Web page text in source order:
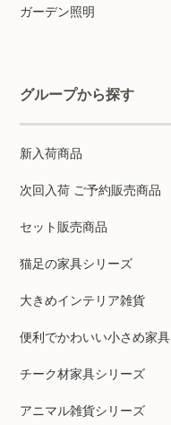
ガーデン照明
グループから探す
新入荷商品
次回入荷 ご予約販売商品
セット販売商品
猫足の家具シリーズ
大きめインテリア雑貨
便利でかわいい小さめ家具
チーク材家具シリーズ
アニマル雑貨シリーズ